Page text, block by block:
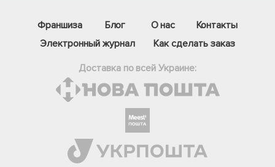
Франшиза Блог О нас
Контакты
Электронный журнал
Как сделать заказ
Доставка по всей Украине:
Телеграм